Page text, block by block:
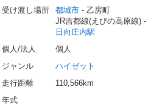
受け渡し場所
都城市 - 乙房町
日向庄内駅
個人/法人
個人
ジャンル
ハイゼット
走行距離
110,566km
年式